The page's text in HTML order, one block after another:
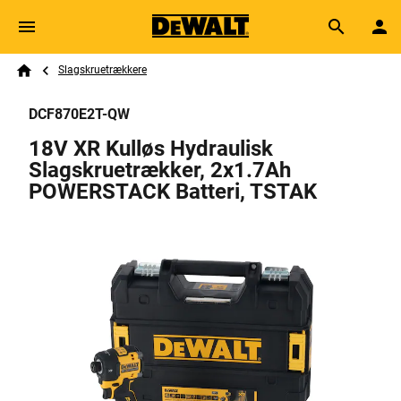
Skip to main content
Search
Breadcrumb
Slagskruetrækkere
DCF870E2T-QW
18V XR Kulløs Hydraulisk
Slagskruetrækker, 2x1.7Ah
POWERSTACK Batteri, TSTAK